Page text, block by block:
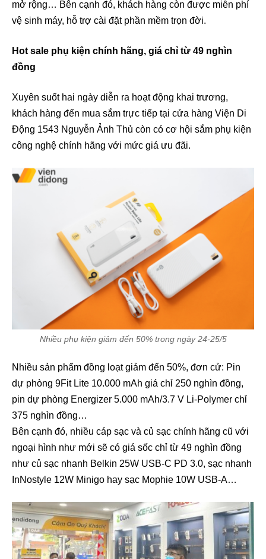
mở rộng… Bên cạnh đó, khách hàng còn được miễn phí
vệ sinh máy, hỗ trợ cài đặt phần mềm trọn đời.
Hot sale phụ kiện chính hãng, giá chỉ từ 49 nghìn
đồng
Xuyên suốt hai ngày diễn ra hoạt động khai trương,
khách hàng đến mua sắm trực tiếp tại cửa hàng Viện Di
Động 1543 Nguyễn Ảnh Thủ còn có cơ hội sắm phụ kiện
công nghệ chính hãng với mức giá ưu đãi.
Nhiều phụ kiện giảm đến 50% trong ngày 24-25/5
Nhiều sản phẩm đồng loạt giảm đến 50%, đơn cử: Pin
dự phòng 9Fit Lite 10.000 mAh giá chỉ 250 nghìn đồng,
pin dự phòng Energizer 5.000 mAh/3.7 V Li-Polymer chỉ
375 nghìn đồng…
Bên cạnh đó, nhiều cáp sạc và củ sạc chính hãng cũ với
ngoại hình như mới sẽ có giá sốc chỉ từ 49 nghìn đồng
như củ sạc nhanh Belkin 25W USB-C PD 3.0, sạc nhanh
InNostyle 12W Minigo hay sạc Mophie 10W USB-A…